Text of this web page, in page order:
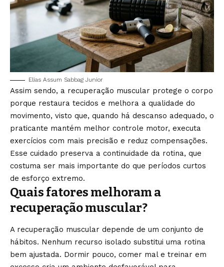
Elias Assum Sabbag Junior
Assim sendo, a recuperação muscular protege o corpo
porque restaura tecidos e melhora a qualidade do
movimento, visto que, quando há descanso adequado, o
praticante mantém melhor controle motor, executa
exercícios com mais precisão e reduz compensações.
Esse cuidado preserva a continuidade da rotina, que
costuma ser mais importante do que períodos curtos
de esforço extremo.
Quais fatores melhoram a
recuperação muscular?
A recuperação muscular depende de um conjunto de
hábitos. Nenhum recurso isolado substitui uma rotina
bem ajustada. Dormir pouco, comer mal e treinar em